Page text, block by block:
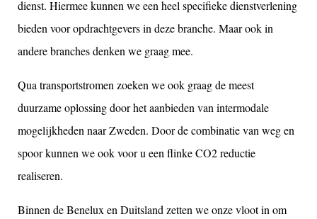
dienst. Hiermee kunnen we een heel specifieke dienstverlening
bieden voor opdrachtgevers in deze branche. Maar ook in
andere branches denken we graag mee.
Qua transportstromen zoeken we ook graag de meest
duurzame oplossing door het aanbieden van intermodale
mogelijkheden naar Zweden. Door de combinatie van weg en
spoor kunnen we ook voor u een flinke CO2 reductie
realiseren.
Binnen de Benelux en Duitsland zetten we onze vloot in om